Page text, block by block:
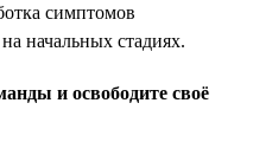
симптомов
начальных стадиях.
и освободите своё